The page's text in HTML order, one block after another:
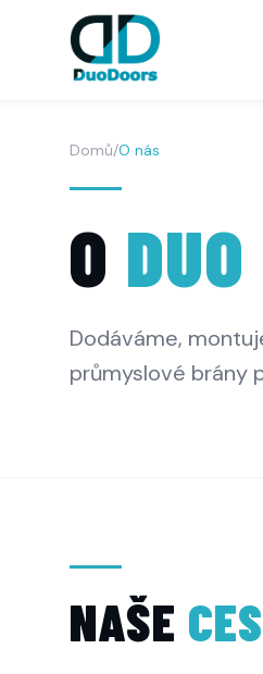
Domů/O nás
O
Dodáváme,
průmyslové brány
NAŠE